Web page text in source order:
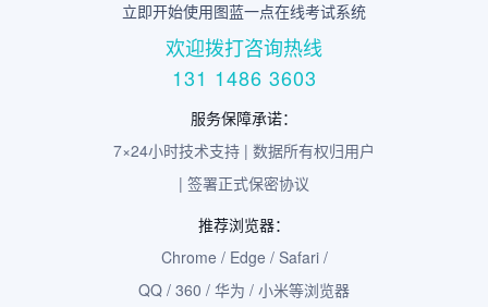
立即开始使用图蓝一点在线考试系统
欢迎拨打咨询热线
131 1486 3603
服务保障承诺：
7×24小时技术支持 | 数据所有权归用户
| 签署正式保密协议
推荐浏览器：
Chrome / Edge / Safari /
QQ / 360 / 华为 / 小米等浏览器